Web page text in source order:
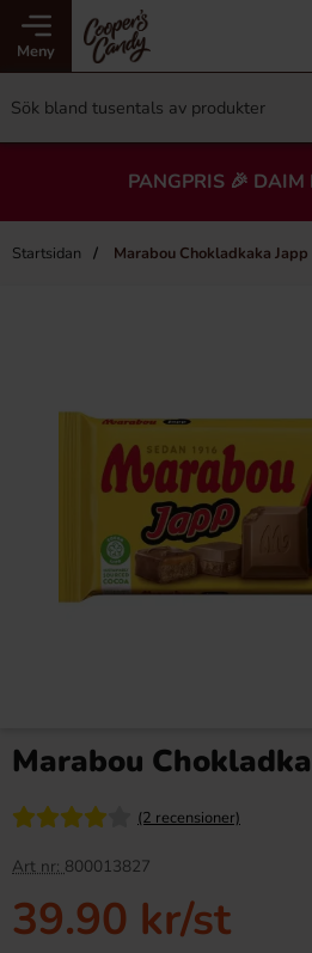
Meny
PANGPRIS 🎉
Startsidan Marabou Chokladkaka
Marabou
(2 recensioner)
Art nr: 800013827
39.90 kr/st